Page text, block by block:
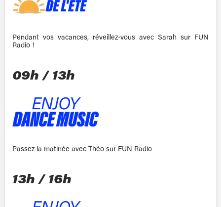
Pendant vos vacances, réveillez-vous avec Sarah sur FUN
Radio !
09h / 13h
Passez la matinée avec Théo sur FUN Radio
13h / 16h